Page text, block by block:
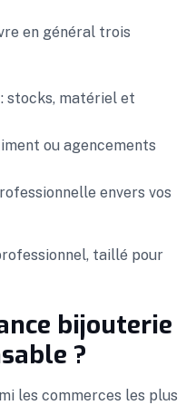
en général trois
stocks, matériel et
ou agencements
envers vos
taillé pour
bijouterie
?
les commerces les plus